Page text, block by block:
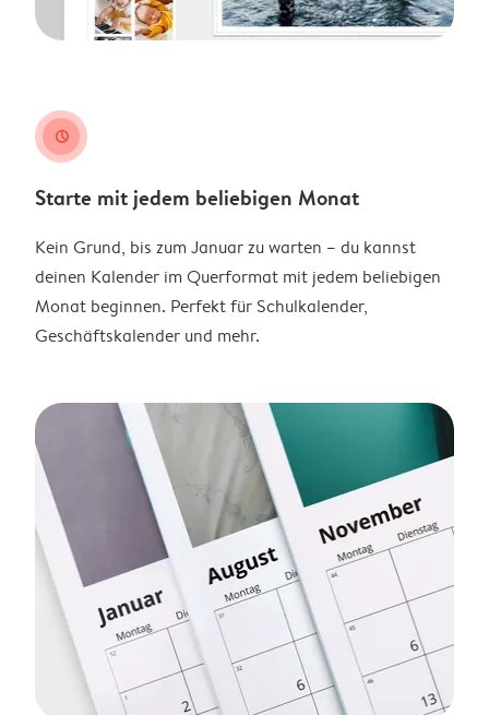
clock
Starte mit jedem beliebigen Monat
Kein Grund, bis zum Januar zu warten – du kannst
deinen Kalender im Querformat mit jedem beliebigen
Monat beginnen. Perfekt für Schulkalender,
Geschäftskalender und mehr.